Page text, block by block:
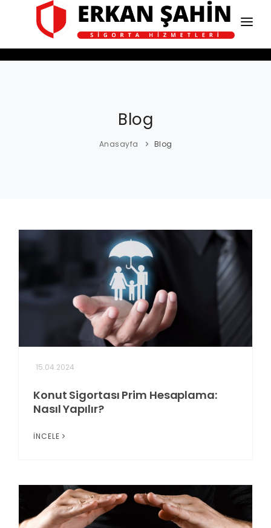
ANASAYFA
Blog
Anasayfa Blog
15.04.2024
Konut Sigortası Prim Hesaplama:
Nasıl Yapılır?
İNCELE